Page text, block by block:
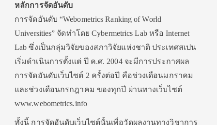
หลักการจัดอันดับ
การจัดอันดับ “Webometrics Ranking of World
Universities” จัดทำโดย Cybermetrics Lab หรือ Internet
Lab ซึ่งเป็นกลุ่มวิจัยของสภาวิจัยแห่งชาติ ประเทศสเปน
เริ่มดำเนินการตั้งแต่ ปี ค.ศ. 2004 จะมีการประกาศผล
การจัดอันดับเว็บไซต์ 2 ครั้งต่อปี คือช่วงเดือนมกราคม
และช่วงเดือนกรกฎาคม ของทุกปี ผ่านทางเว็บไซต์
www.webometrics.info
ทั้งนี้ การจัดอันดับเว็บไซต์นั้นเพื่อวัดผลงานทางวิชาการ